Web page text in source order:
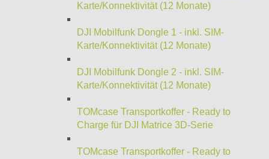
Karte/Konnektivität (12 Monate)
DJI Mobilfunk Dongle 1 - inkl. SIM-
Karte/Konnektivität (12 Monate)
DJI Mobilfunk Dongle 2 - inkl. SIM-
Karte/Konnektivität (12 Monate)
TOMcase Transportkoffer - Ready to
Charge für DJI Matrice 3D-Serie
TOMcase Transportkoffer - Ready to